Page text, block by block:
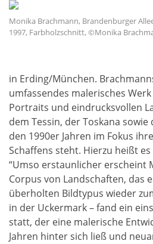
Monika Brachmann, Brandenburger
1997, Farbholzschnitt, ©Monika
in Erding/München.
umfassendes malerisches
Portraits und eindrucksvollen
dem Tessin, der Toskana
den 1990er Jahren im Fokus
Schaffens steht. Hierzu heißt
“Umso erstaunlicher erscheint
Corpus von Landschaften, das
überholten Bildtypus wieder
in der Uckermark – fand ein
statt, der eine malerische
Jahren hinter sich ließ und